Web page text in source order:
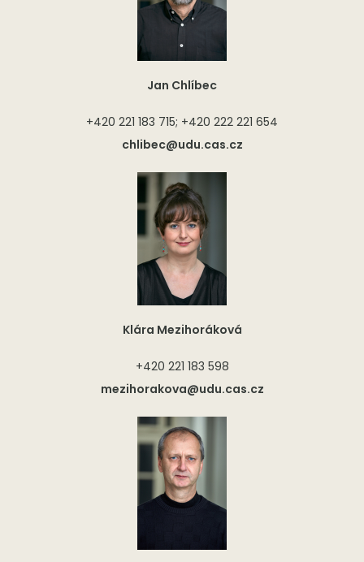
Jan Chlíbec
+420 221 183 715; +420 222 221 654
chlibec@udu.cas.cz
Klára Mezihoráková
+420 221 183 598
mezihorakova@udu.cas.cz